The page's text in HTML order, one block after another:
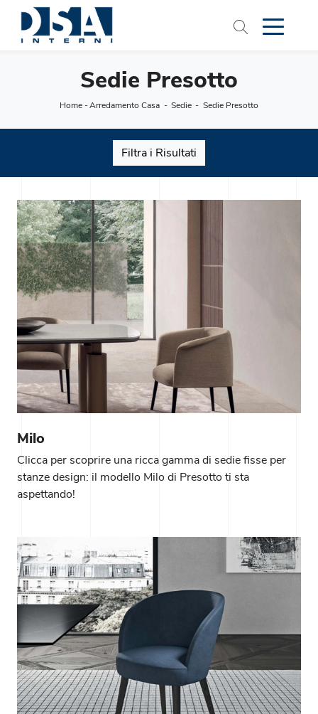
Sedie Presotto
Home-Arredamento Casa - Sedie - Sedie Presotto
Filtra i Risultati
Milo
Clicca per scoprire una ricca gamma di sedie fisse per
stanze design: il modello Milo di Presotto ti sta
aspettando!